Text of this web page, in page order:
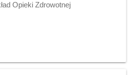
Opieki Zdrowotnej